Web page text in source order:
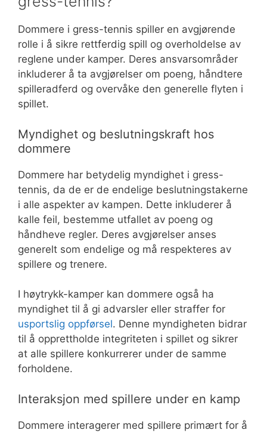
Dommere i gress-tennis spiller en avgjørende
rolle i å sikre rettferdig spill og overholdelse av
reglene under kamper. Deres ansvarsområder
inkluderer å ta avgjørelser om poeng, håndtere
spilleradferd og overvåke den generelle flyten i
spillet.
Myndighet og beslutningskraft hos
dommere
Dommere har betydelig myndighet i gress-
tennis, da de er de endelige beslutningstakerne
i alle aspekter av kampen. Dette inkluderer å
kalle feil, bestemme utfallet av poeng og
håndheve regler. Deres avgjørelser anses
generelt som endelige og må respekteres av
spillere og trenere.
I høytrykk-kamper kan dommere også ha
myndighet til å gi advarsler eller straffer for
usportslig oppførsel. Denne myndigheten bidrar
til å opprettholde integriteten i spillet og sikrer
at alle spillere konkurrerer under de samme
forholdene.
Interaksjon med spillere under en kamp
Dommere interagerer med spillere primært for å